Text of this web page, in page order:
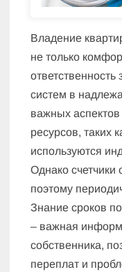
Владение
не только
систем в
важных аспектов
ресурсов, таких
используются
Однако счетчики
поэтому
Знание сроков
– важная
собственника,
переплат и